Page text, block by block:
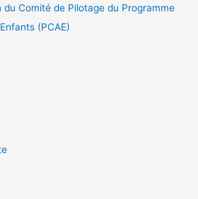
du Comité de Pilotage du Programme
(PCAE)